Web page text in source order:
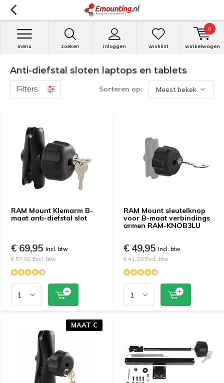
zoeken inloggen
menu wishlist winkelwagen
0
Anti-diefstal sloten laptops en tablets
Filters Sorteren op:
RAM Mount Klemarm B-
maat anti-diefstal slot
€ 69,95 Incl. btw
€ 57,81 Excl. btw
RAM Mount sleutelknop
voor B-maat verbindings
armen RAM-KNOB3LU
€ 49,95 Incl. btw
€ 41,28 Excl. btw
MAAT C